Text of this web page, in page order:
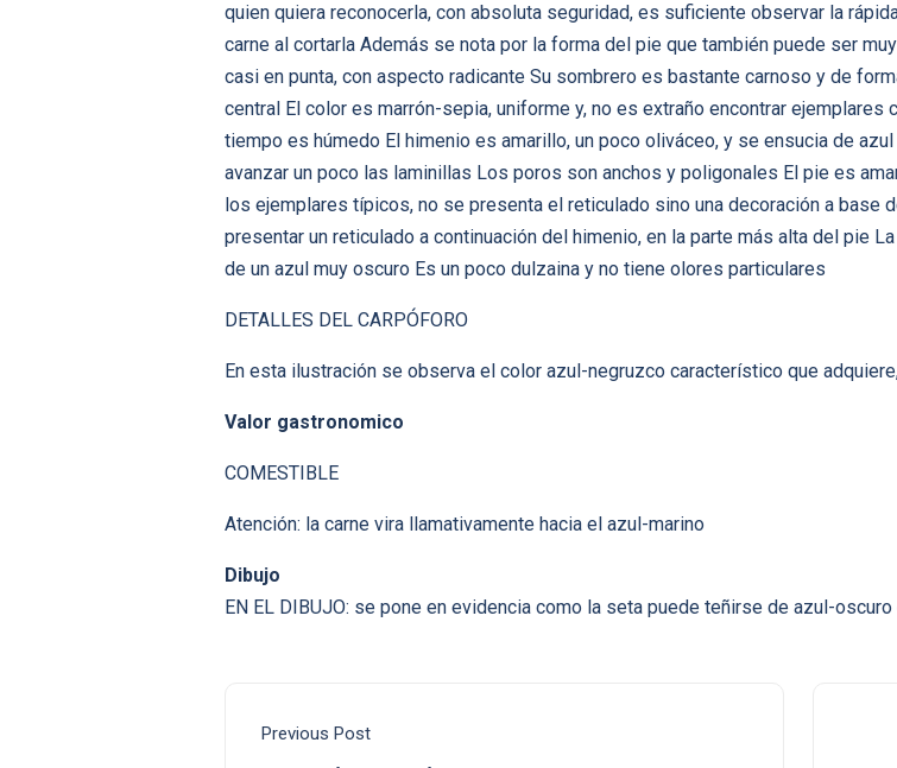
quien quiera reconocerla, con absoluta seguridad, es suficiente observar la
carne al cortarla Además se nota por la forma del pie que también puede ser
casi en punta, con aspecto radicante Su sombrero es bastante carnoso y de
central El color es marrón-sepia, uniforme y, no es extraño encontrar
tiempo es húmedo El himenio es amarillo, un poco oliváceo, y se ensucia de
avanzar un poco las laminillas Los poros son anchos y poligonales El pie es
los ejemplares típicos, no se presenta el reticulado sino una decoración a base
presentar un reticulado a continuación del himenio, en la parte más alta del pie
de un azul muy oscuro Es un poco dulzaina y no tiene olores particulares
DETALLES DEL CARPÓFORO
En esta ilustración se observa el color azul-negruzco característico que
Valor gastronomico
COMESTIBLE
Atención: la carne vira llamativamente hacia el azul-marino
Dibujo
EN EL DIBUJO: se pone en evidencia como la seta puede teñirse de azul-
Previous Post